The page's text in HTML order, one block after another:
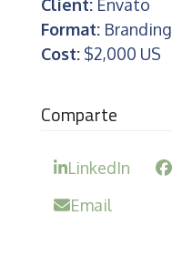
Client:Envato
Format:Branding
Cost:$2,000 US
Comparte
LinkedIn
Email